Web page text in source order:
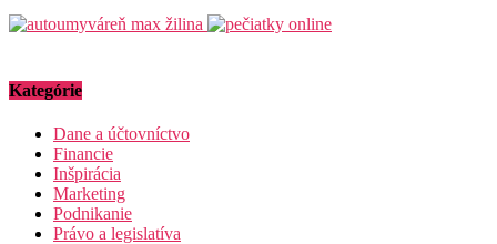
Kategórie
Dane a účtovníctvo
Financie
Inšpirácia
Marketing
Podnikanie
Právo a legislatíva